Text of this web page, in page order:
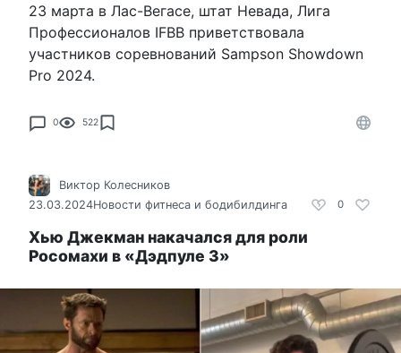
23 марта в Лас-Вегасе, штат Невада, Лига
Профессионалов IFBB приветствовала
участников соревнований Sampson Showdown
Pro 2024.
0 522
0
Виктор Колесников
23.03.2024Новости фитнеса и бодибилдинга
Хью Джекман накачался для роли
Росомахи в «Дэдпуле 3»